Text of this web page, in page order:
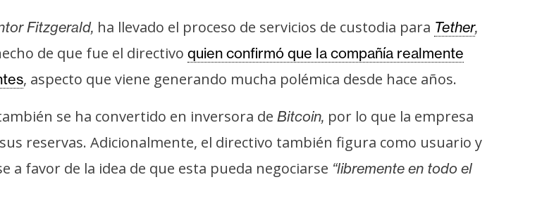
Fitzgerald, ha llevado el proceso de servicios de custodia para Tether,
de que fue el directivo quien confirmó que la compañía realmente
, aspecto que viene generando mucha polémica desde hace años.
se ha convertido en inversora de Bitcoin, por lo que la empresa
reservas. Adicionalmente, el directivo también figura como usuario y
favor de la idea de que esta pueda negociarse “libremente en todo el